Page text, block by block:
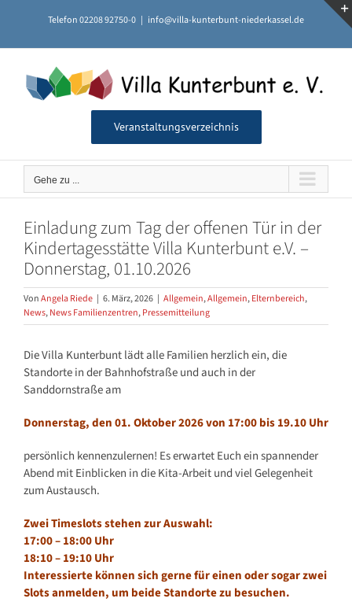
Telefon 02208 92750-0 | info@villa-kunterbunt-niederkassel.de
Veranstaltungsverzeichnis
Gehe zu ...
Einladung zum Tag der offenen Tür in der
Kindertagesstätte Villa Kunterbunt e.V. –
Donnerstag, 01.10.2026
VonAngela Riede | 6. März, 2026 | Allgemein,Allgemein,Elternbereich,
News,News Familienzentren,Pressemitteilung
Die Villa Kunterbunt lädt alle Familien herzlich ein, die
Standorte in der Bahnhofstraße und auch in der
Sanddornstraße am
Donnerstag, den 01. Oktober 2026 von 17:00 bis 19.10 Uhr
persönlich kennenzulernen! Es erwartet Euch ein spannender
Abend mit Einblicken in die Kita-Arbeit und viel Gelegenheit
zum Austausch.
Zwei Timeslots stehen zur Auswahl:
17:00 – 18:00 Uhr
18:10 – 19:10 Uhr
Interessierte können sich gerne für einen oder sogar zwei
Slots anmelden, um beide Standorte zu besuchen.